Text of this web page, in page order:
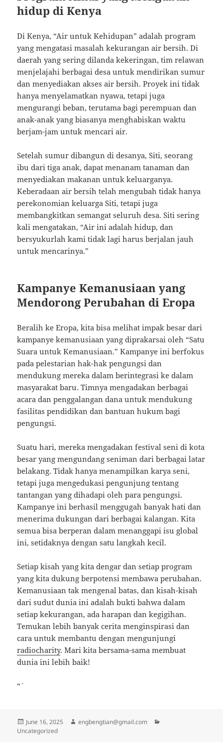
hidup di Kenya
Di Kenya, “Air untuk Kehidupan” adalah program
yang mengatasi masalah kekurangan air bersih. Di
daerah yang sering dilanda kekeringan, tim relawan
menjelajahi berbagai desa untuk mendirikan sumur
dan menyediakan akses air bersih. Proyek ini tidak
hanya menyelamatkan nyawa, tetapi juga
mengurangi beban, terutama bagi perempuan dan
anak-anak yang biasanya menghabiskan waktu
berjam-jam untuk mencari air.
Setelah sumur dibangun di desanya, Siti, seorang
ibu dari tiga anak, dapat menanam tanaman dan
menyediakan makanan untuk keluarganya.
Keberadaan air bersih telah mengubah tidak hanya
perekonomian keluarga Siti, tetapi juga
membangkitkan semangat seluruh desa. Siti sering
kali mengatakan, “Air ini adalah hidup, dan
bersyukurlah kami tidak lagi harus berjalan jauh
untuk mencarinya.”
Kampanye Kemanusiaan yang
Mendorong Perubahan di Eropa
Beralih ke Eropa, kita bisa melihat impak besar dari
kampanye kemanusiaan yang diprakarsai oleh “Satu
Suara untuk Kemanusiaan.” Kampanye ini berfokus
pada pelestarian hak-hak pengungsi dan
mendukung mereka dalam berintegrasi ke dalam
masyarakat baru. Timnya mengadakan berbagai
acara dan penggalangan dana untuk mendukung
fasilitas pendidikan dan bantuan hukum bagi
pengungsi.
Suatu hari, mereka mengadakan festival seni di kota
besar yang mengundang seniman dari berbagai latar
belakang. Tidak hanya menampilkan karya seni,
tetapi juga mengedukasi pengunjung tentang
tantangan yang dihadapi oleh para pengungsi.
Kampanye ini berhasil menggugah banyak hati dan
menerima dukungan dari berbagai kalangan. Kita
semua bisa berperan dalam menanggapi isu global
ini, setidaknya dengan satu langkah kecil.
Setiap kisah yang kita dengar dan setiap program
yang kita dukung berpotensi membawa perubahan.
Kemanusiaan tak mengenal batas, dan kisah-kisah
dari sudut dunia ini adalah bukti bahwa dalam
setiap kekurangan, ada harapan dan kegigihan.
Temukan lebih banyak cerita menginspirasi dan
cara untuk membantu dengan mengunjungi
radiocharity. Mari kita bersama-sama membuat
dunia ini lebih baik!
“`
Posted
on
June 16, 2025 Author
engbengtian@gmail.com
Uncategorized